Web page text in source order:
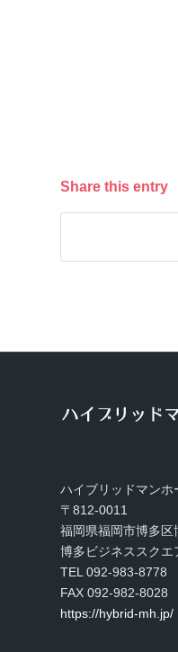
Share this entry
ハイブリッドマンホ
〒812-0011
福岡県福岡市博多
博多ビジネススクエ
TEL 092-983-8778
FAX 092-982-8028
https://hybrid-mh.jp/